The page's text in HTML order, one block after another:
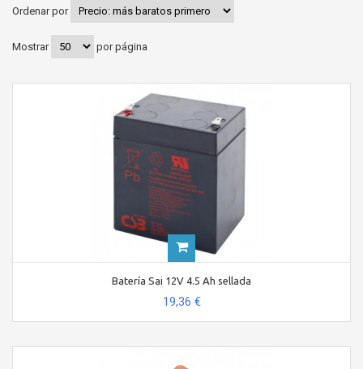
Ordenar por
Mostrar por página
Batería Sai 12V 4.5 Ah sellada
19,36 €